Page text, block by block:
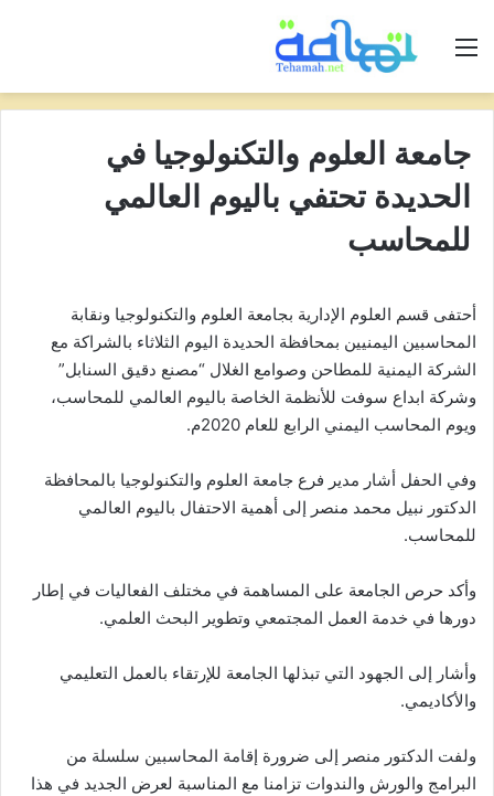
القائمة
جامعة العلوم والتكنولوجيا في
الحديدة تحتفي باليوم العالمي
للمحاسب
أحتفى قسم العلوم الإدارية بجامعة العلوم والتكنولوجيا ونقابة
المحاسبين اليمنيين بمحافظة الحديدة اليوم الثلاثاء بالشراكة مع
الشركة اليمنية للمطاحن وصوامع الغلال “مصنع دقيق السنابل”
وشركة ابداع سوفت للأنظمة الخاصة باليوم العالمي للمحاسب،
ويوم المحاسب اليمني الرابع للعام 2020م.
وفي الحفل أشار مدير فرع جامعة العلوم والتكنولوجيا بالمحافظة
الدكتور نبيل محمد منصر إلى أهمية الاحتفال باليوم العالمي
للمحاسب.
وأكد حرص الجامعة على المساهمة في مختلف الفعاليات في إطار
دورها في خدمة العمل المجتمعي وتطوير البحث العلمي.
وأشار إلى الجهود التي تبذلها الجامعة للإرتقاء بالعمل التعليمي
والأكاديمي.
ولفت الدكتور منصر إلى ضرورة إقامة المحاسبين سلسلة من
البرامج والورش والندوات تزامنا مع المناسبة لعرض الجديد في هذا